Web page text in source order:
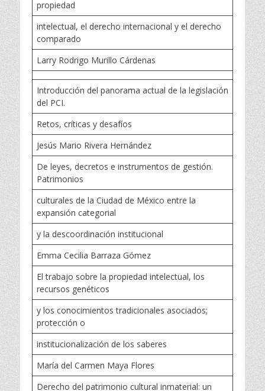
propiedad
intelectual, el derecho internacional y el derecho
comparado
Larry Rodrigo Murillo Cárdenas
Introducción del panorama actual de la legislación
del PCI.
Retos, críticas y desafíos
Jesús Mario Rivera Hernández
De leyes, decretos e instrumentos de gestión.
Patrimonios
culturales de la Ciudad de México entre la
expansión categorial
y la descoordinación institucional
Emma Cecilia Barraza Gómez
El trabajo sobre la propiedad intelectual, los
recursos genéticos
y los conocimientos tradicionales asociados;
protección o
institucionalización de los saberes
María del Carmen Maya Flores
Derecho del patrimonio cultural inmaterial: un